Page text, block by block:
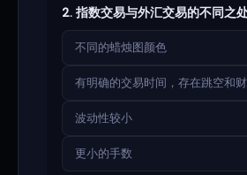
2. 指数交易与外汇交易的不同之
不同的蜡烛图颜色
有明确的交易时间，存在跳空和
波动性较小
更小的手数